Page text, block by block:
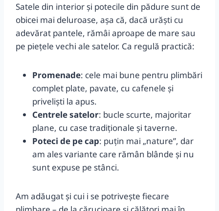
Satele din interior și potecile din pădure sunt de
obicei mai deluroase, așa că, dacă urăști cu
adevărat pantele, rămâi aproape de mare sau
pe piețele vechi ale satelor. Ca regulă practică:
Promenade: cele mai bune pentru plimbări
complet plate, pavate, cu cafenele și
priveliști la apus.
Centrele satelor: bucle scurte, majoritar
plane, cu case tradiționale și taverne.
Poteci de pe cap: puțin mai „nature”, dar
am ales variante care rămân blânde și nu
sunt expuse pe stânci.
Am adăugat și cui i se potrivește fiecare